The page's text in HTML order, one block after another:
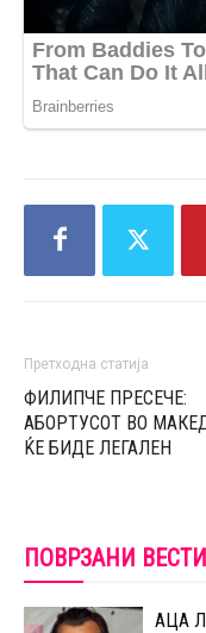
Претходна статија
ФИЛИПЧЕ ПРЕСЕЧЕ:
АБОРТУСОТ ВО
ЌЕ БИДЕ ЛЕГАЛЕН
ПОВРЗАНИ ВЕСТИ
АЦА